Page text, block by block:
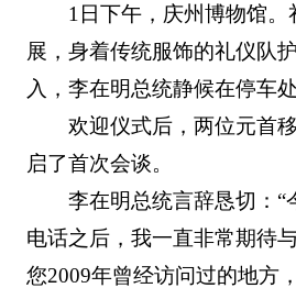
1日下午，庆州博物馆
展，身着传统服饰的礼仪队
入，李在明总统静候在停车处
欢迎仪式后，两位元首
启了首次会谈。
李在明总统言辞恳切：“
电话之后，我一直非常期待
您2009年曾经访问过的地方